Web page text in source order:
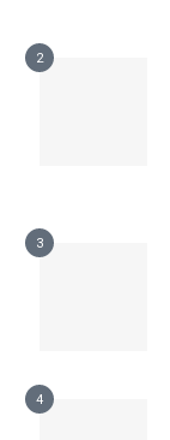
2
3
4